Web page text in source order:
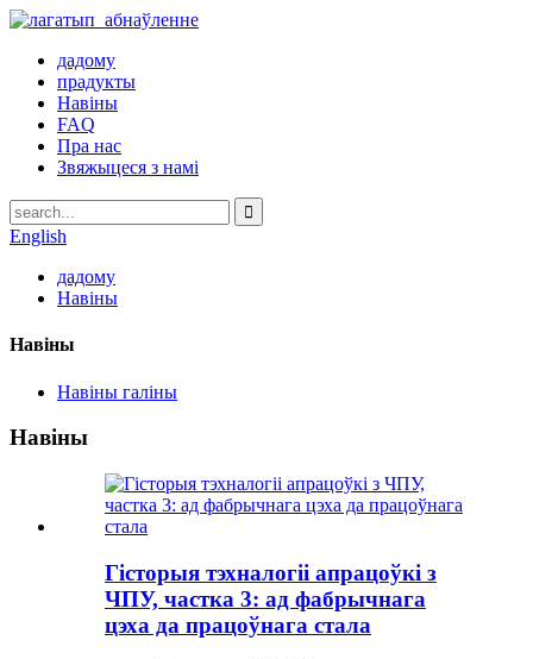
дадому
прадукты
Навіны
FAQ
Пра нас
Звяжыцеся з намі
English
дадому
Навіны
Навіны
Навіны галіны
Навіны
Гісторыя тэхналогіі апрацоўкі з
ЧПУ, частка 3: ад фабрычнага
цэха да працоўнага стала